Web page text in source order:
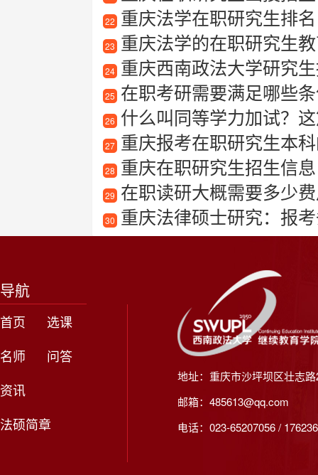
22 重庆法学在职研究生排名
23 重庆法学的在职研究生教
24 重庆西南政法大学研究
25 在职考研需要满足哪些条
26 什么叫同等学力加试？
27 重庆报考在职研究生本
28 重庆在职研究生招生信息
29 在职读研大概需要多少
30 重庆法律硕士研究：报
导航
首页
选课
名师
问答
资讯
法硕简章
地址：重庆市沙坪坝区壮志
邮箱：485613@qq.com
电话：023-65207056 /